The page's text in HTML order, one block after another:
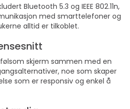
Bluetooth 5.3 og IEEE 802.11n,
med smarttelefoner og
alltid er tilkoblet.
skjerm sammen med en
noe som skaper
som er responsiv og enkel å